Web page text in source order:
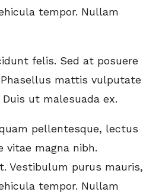
tempor. Nullam
felis. Sed at posuere
mattis vulputate
ut malesuada ex.
pellentesque, lectus
vitae magna nibh.
Vestibulum purus mauris,
tempor. Nullam